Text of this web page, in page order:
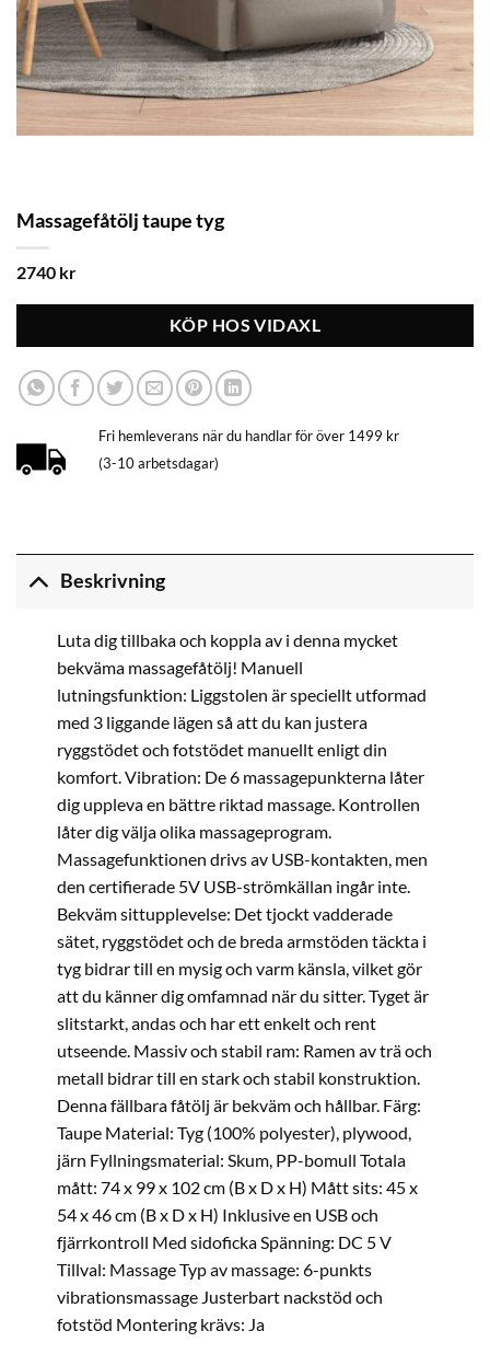
Massagefåtölj taupe tyg
2740 kr
KÖP HOS VIDAXL
Fri hemleverans när du handlar för över 1499 kr
(3-10 arbetsdagar)
Beskrivning
Luta dig tillbaka och koppla av i denna mycket
bekväma massagefåtölj! Manuell
lutningsfunktion: Liggstolen är speciellt utformad
med 3 liggande lägen så att du kan justera
ryggstödet och fotstödet manuellt enligt din
komfort. Vibration: De 6 massagepunkterna låter
dig uppleva en bättre riktad massage. Kontrollen
låter dig välja olika massageprogram.
Massagefunktionen drivs av USB-kontakten, men
den certifierade 5V USB-strömkällan ingår inte.
Bekväm sittupplevelse: Det tjockt vadderade
sätet, ryggstödet och de breda armstöden täckta i
tyg bidrar till en mysig och varm känsla, vilket gör
att du känner dig omfamnad när du sitter. Tyget är
slitstarkt, andas och har ett enkelt och rent
utseende. Massiv och stabil ram: Ramen av trä och
metall bidrar till en stark och stabil konstruktion.
Denna fällbara fåtölj är bekväm och hållbar. Färg:
Taupe Material: Tyg (100% polyester), plywood,
järn Fyllningsmaterial: Skum, PP-bomull Totala
mått: 74 x 99 x 102 cm (B x D x H) Mått sits: 45 x
54 x 46 cm (B x D x H) Inklusive en USB och
fjärrkontroll Med sidoficka Spänning: DC 5 V
Tillval: Massage Typ av massage: 6-punkts
vibrationsmassage Justerbart nackstöd och
fotstöd Montering krävs: Ja